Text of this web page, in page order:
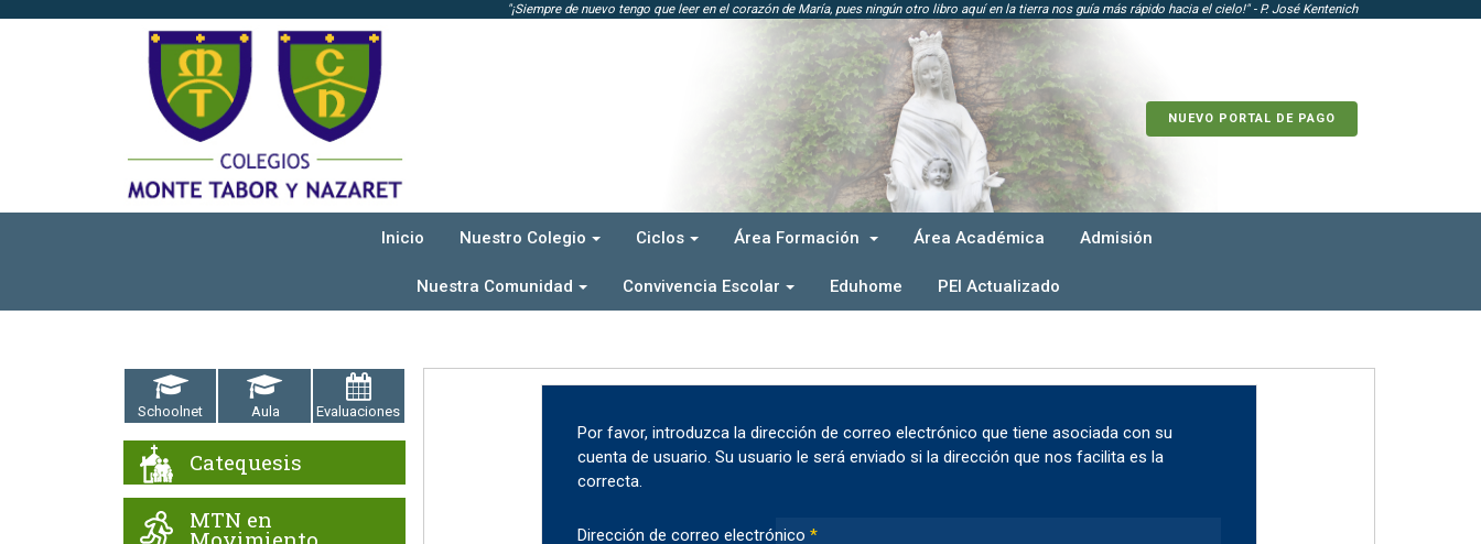
"¡Siempre de nuevo tengo que leer en el corazón de María, pues ningún otro libro aquí en la tierra nos guía más rápido hacia el cielo!" - P. José Kentenich
NUEVO PORTAL DE PAGO
Inicio Nuestro Colegio Ciclos Área Formación Área Académica Admisión
Nuestra Comunidad Convivencia Escolar Eduhome PEI Actualizado
Por favor, introduzca la dirección de correo electrónico que tiene asociada con su
cuenta de usuario. Su usuario le será enviado si la dirección que nos facilita es la
correcta.
Dirección de correo electrónico *
Schoolnet Aula Evaluaciones
Catequesis
MTN en